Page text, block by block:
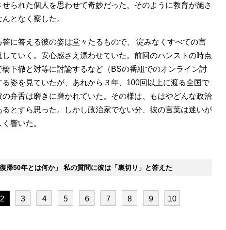
せられた個人を思わせて奇妙だった。そのように教育が施さ
となく察した。
に答える彼の姿は堂々たるもので、 淀みなくすべての言
ていく。安心感さえ漂わせていた。前回のハンストの時点
橋下徹と対等に討論するなど（BSの番組でのオンライン討
姿を見ていたが、あれから３年、100回以上に渡る全国で
弁舌は磨きに磨かれていた。その様は、もはやどんな政治
とすら思った。しかし政治家でない分、彼の言葉は迷いが
響いた。
帰50年とは何か」 私の質問に彼は「裏切り」と答えた
2 3 4 5 6 7 8 9 10